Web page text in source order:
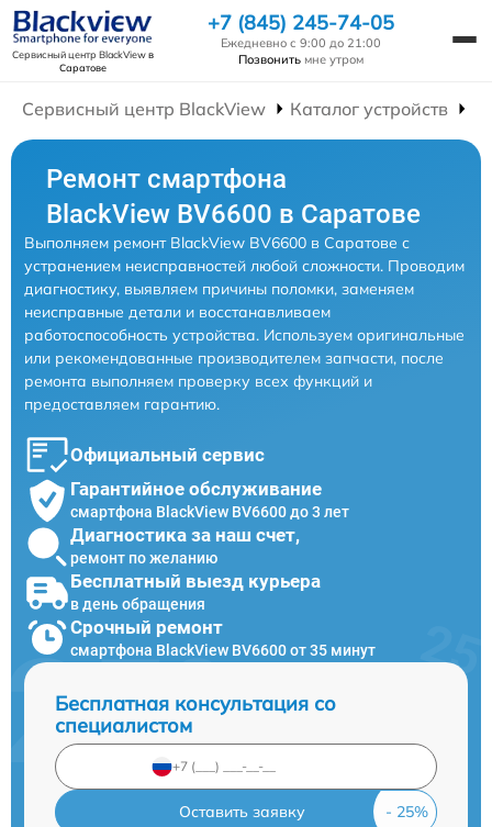
Сервисный центр BlackViewв
Саратове
+7 (845) 245-74-05
Ежедневно с 9:00 до 21:00
Позвонить мне утром
Сервисный центр BlackView Каталог устройств
Ремонт смартфона
BlackView BV6600 в Саратове
Выполняем ремонт BlackView BV6600 в Саратове с
устранением неисправностей любой сложности. Проводим
диагностику, выявляем причины поломки, заменяем
неисправные детали и восстанавливаем
работоспособность устройства. Используем оригинальные
или рекомендованные производителем запчасти, после
ремонта выполняем проверку всех функций и
предоставляем гарантию.
Официальный сервис
Гарантийное обслуживание
смартфона BlackView BV6600 до 3 лет
Диагностика за наш счет,
ремонт по желанию
Бесплатный выезд курьера
в день обращения
Срочный ремонт
смартфона BlackView BV6600 от 35 минут
Бесплатная консультация со
специалистом
Оставить заявку